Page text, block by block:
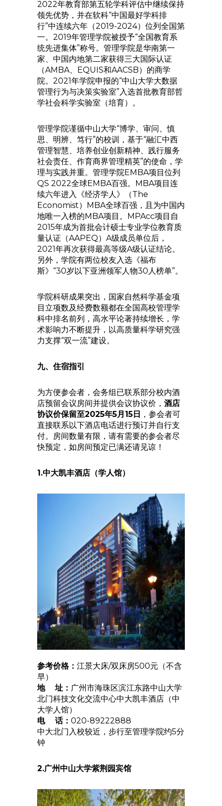
2022年教育部第五轮学科评估中继续保持
领先优势，并在软科“中国最好学科排
行”中连续六年（2019-2024）位列全国第
一。2019年管理学院被授予“全国教育系
统先进集体”称号。管理学院是华南第一
家、中国内地第二家获得三大国际认证
（AMBA、EQUIS和AACSB）的商学
院。2021年学院申报的“中山大学大数据
管理行为与决策实验室”入选首批教育部哲
学社会科学实验室（培育）。
管理学院谨循中山大学“博学、审问、慎
思、明辨、笃行”的校训，基于“融汇中西
管理智慧、培养创业创新精神、践行服务
社会责任、作育商界管理精英”的使命，学
理与实践并重。管理学院EMBA项目位列
QS 2022全球EMBA百强。MBA项目连
续六年进入《经济学人》（The
Economist）MBA全球百强，且为中国内
地唯一入榜的MBA项目。MPAcc项目自
2015年成为首批会计硕士专业学位教育质
量认证（AAPEQ）A级成员单位后，
2021年再次获得最高等级A级认证结论。
另外，学院有两位校友入选《福布
斯》“30岁以下亚洲领军人物30人榜单”。
学院科研成果突出，国家自然科学基金项
目立项数及经费数额都在全国高校管理学
科中排名前列，高水平论著持续增长，学
术影响力不断提升，以高质量科学研究强
力支撑“双一流”建设。
九、住宿指引
为方便参会者，会务组已联系部分校内酒
店预留会议房间并提供会议协议价， 酒店
协议价保留至2025年5月15日 ，参会者可
直接联系以下酒店电话进行预订并自行支
付。房间数量有限，请有需要的参会者尽
快预定，如房间预定已满还请见谅！
1.中大凯丰酒店（学人馆）
参考价格： 江景大床/双床房500元（不含
早）
地 址： 广州市海珠区滨江东路中山大学
北门科技文化交流中心中大凯丰酒店（中
大学人馆）
电 话： 020-89222888
中大北门入校较近，步行至管理学院约5分
钟
2.广州中山大学紫荆园宾馆